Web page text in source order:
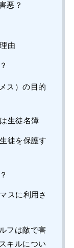
悪？
由
ス）の目的
生徒名簿
徒を保護す
スに利用さ
フは敵で害
キルについ